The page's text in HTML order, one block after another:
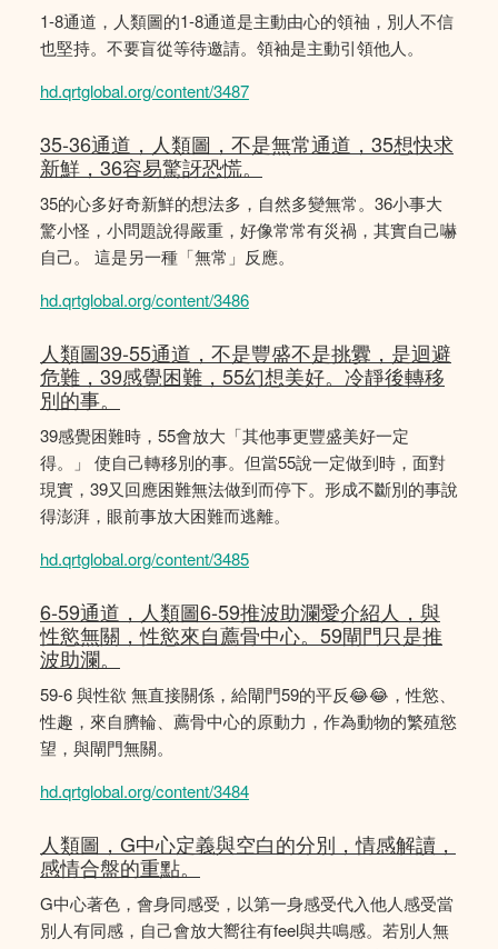
1-8通道，人類圖的1-8通道是主動由心的領䄂，別人不信
也堅持。不要盲從等待邀請。領袖是主動引領他人。
hd.qrtglobal.org/content/3487
35-36通道，人類圖，不是無常通道，35想快求
新鮮，36容易驚訝恐慌。
35的心多好奇新鮮的想法多，自然多變無常。36小事大
驚小怪，小問題說得嚴重，好像常常有災禍，其實自己嚇
自己。 這是另一種「無常」反應。
hd.qrtglobal.org/content/3486
人類圖39-55通道，不是豐盛不是挑釁，是迴避
危難，39感覺困難，55幻想美好。冷靜後轉移
別的事。
39感覺困難時，55會放大「其他事更豐盛美好一定
得。」 使自己轉移別的事。但當55說一定做到時，面對
現實，39又回應困難無法做到而停下。形成不斷別的事說
得澎湃，眼前事放大困難而逃離。
hd.qrtglobal.org/content/3485
6-59通道，人類圖6-59推波助瀾愛介紹人，與
性慾無關，性慾來自薦骨中心。59閘門只是推
波助瀾。
59-6 與性欲 無直接關係，給閘門59的平反😂😂，性慾、
性趣，來自臍輪、薦骨中心的原動力，作為動物的繁殖慾
望，與閘門無關。
hd.qrtglobal.org/content/3484
人類圖，G中心定義與空白的分別，情感解讀，
感情合盤的重點。
G中心著色，會身同感受，以第一身感受代入他人感受當
別人有同感，自己會放大嚮往有feel與共鳴感。若別人無